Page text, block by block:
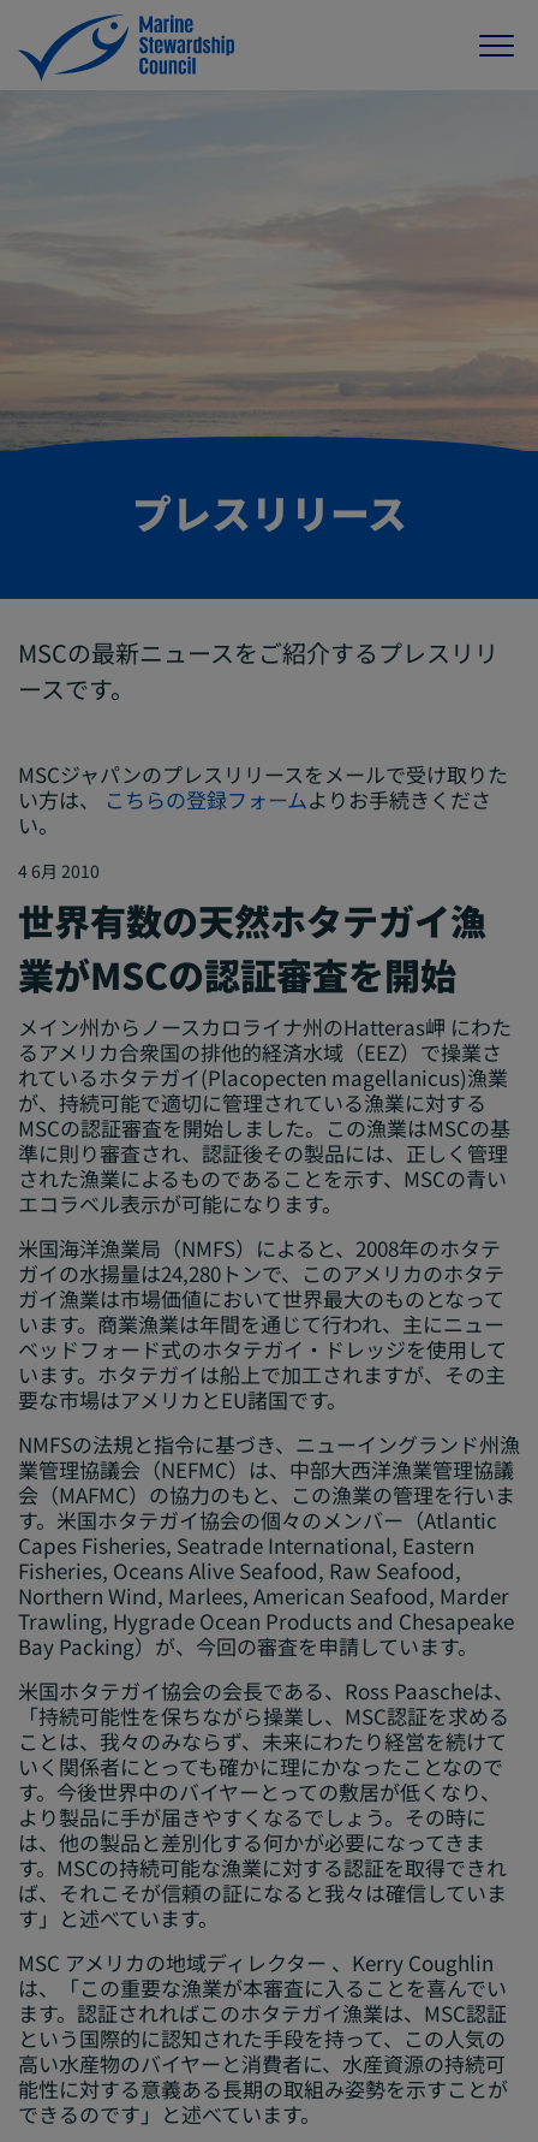
プレスリリース
MSCの最新ニュースをご紹介するプレスリリ
ースです。
MSCジャパンのプレスリリースをメールで受け取りた
い方は、
こちらの登録フォームよりお手続きくださ
い。
4 6月 2010
世界有数の天然ホタテガイ漁
業がMSCの認証審査を開始
メイン州からノースカロライナ州のHatteras岬 にわた
るアメリカ合衆国の排他的経済水域（EEZ）で操業さ
れているホタテガイ(Placopecten magellanicus)漁業
が、持続可能で適切に管理されている漁業に対する
MSCの認証審査を開始しました。この漁業はMSCの基
準に則り審査され、認証後その製品には、正しく管理
された漁業によるものであることを示す、MSCの青い
エコラベル表示が可能になります。
米国海洋漁業局（NMFS）によると、2008年のホタテ
ガイの水揚量は24,280トンで、このアメリカのホタテ
ガイ漁業は市場価値において世界最大のものとなって
います。商業漁業は年間を通じて行われ、主にニュー
ベッドフォード式のホタテガイ・ドレッジを使用して
います。ホタテガイは船上で加工されますが、その主
要な市場はアメリカとEU諸国です。
NMFSの法規と指令に基づき、ニューイングランド州漁
業管理協議会（NEFMC）は、中部大西洋漁業管理協議
会（MAFMC）の協力のもと、この漁業の管理を行いま
す。米国ホタテガイ協会の個々のメンバー（Atlantic
Capes Fisheries, Seatrade International, Eastern
Fisheries, Oceans Alive Seafood, Raw Seafood,
Northern Wind, Marlees, American Seafood, Marder
Trawling, Hygrade Ocean Products and Chesapeake
Bay Packing）が、今回の審査を申請しています。
米国ホタテガイ協会の会長である、Ross Paascheは、
「持続可能性を保ちながら操業し、MSC認証を求める
ことは、我々のみならず、未来にわたり経営を続けて
いく関係者にとっても確かに理にかなったことなので
す。今後世界中のバイヤーとっての敷居が低くなり、
より製品に手が届きやすくなるでしょう。その時に
は、他の製品と差別化する何かが必要になってきま
す。MSCの持続可能な漁業に対する認証を取得できれ
ば、それこそが信頼の証になると我々は確信していま
す」と述べています。
MSC アメリカの地域ディレクター 、Kerry Coughlin
は、「この重要な漁業が本審査に入ることを喜んでい
ます。認証されればこのホタテガイ漁業は、MSC認証
という国際的に認知された手段を持って、この人気の
高い水産物のバイヤーと消費者に、水産資源の持続可
能性に対する意義ある長期の取組み姿勢を示すことが
できるのです」と述べています。